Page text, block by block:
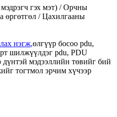
гэх мэт) / Орчны
өргөтгөл / Цахилгааны
нэгж,өлгүүр босоо pdu,
шилжүүлдэг pdu, PDU
дүнтэй мэдээллийн төвийг бий
тогтмол эрчим хүчээр